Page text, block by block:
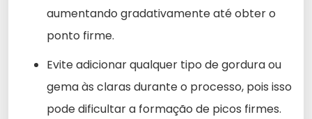
aumentando gradativamente até obter o
ponto firme.
Evite adicionar qualquer tipo de gordura ou
gema às claras durante o processo, pois isso
pode dificultar a formação de picos firmes.